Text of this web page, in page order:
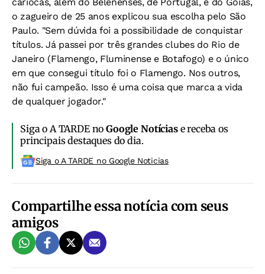
o zagueiro de 25 anos explicou sua escolha pelo São
Paulo. "Sem dúvida foi a possibilidade de conquistar
títulos. Já passei por três grandes clubes do Rio de
Janeiro (Flamengo, Fluminense e Botafogo) e o único
em que consegui título foi o Flamengo. Nos outros,
não fui campeão. Isso é uma coisa que marca a vida
de qualquer jogador."
Siga o A TARDE noGoogle Notíciase receba os
principais destaques do dia.
Siga o A TARDE no Google Noticias
Compartilhe essa notícia com seus
amigos